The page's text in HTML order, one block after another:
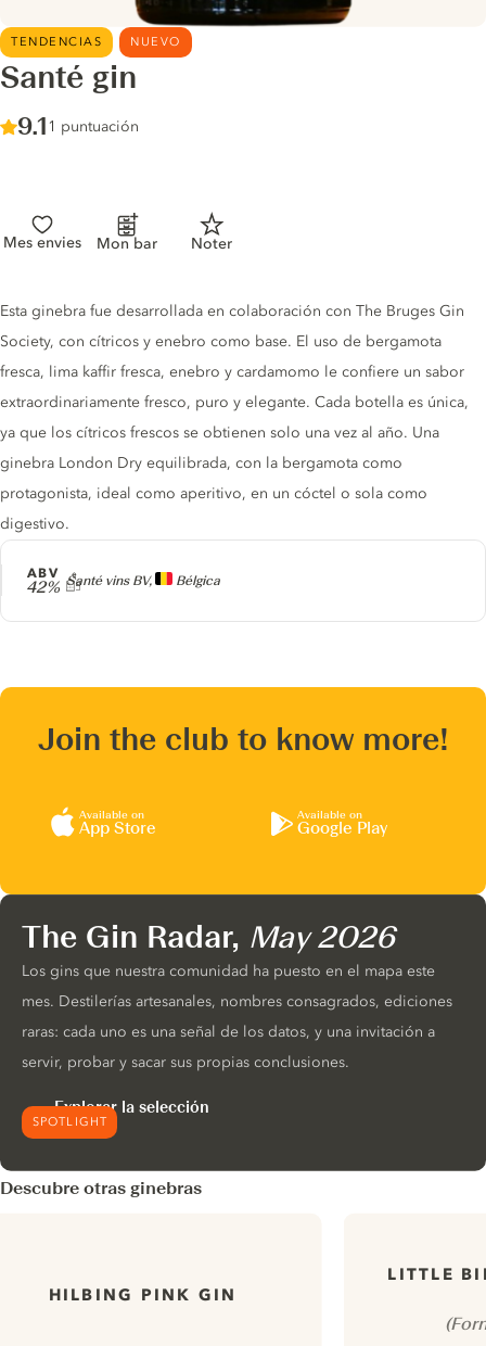
TENDENCIAS NUEVO
Santé gin
Score :
9.1/ 10
1 puntuación
Mes envies Mon bar Noter
Producer
Santé vins BV, Bélgica
ABV
42%
Gin description
Esta ginebra fue desarrollada en colaboración con The Bruges Gin
Society, con cítricos y enebro como base. El uso de bergamota
fresca, lima kaffir fresca, enebro y cardamomo le confiere un sabor
extraordinariamente fresco, puro y elegante. Cada botella es única,
ya que los cítricos frescos se obtienen solo una vez al año. Una
ginebra London Dry equilibrada, con la bergamota como
protagonista, ideal como aperitivo, en un cóctel o sola como
digestivo.
Join the club to know more!
Available on
App Store
Available on
Google Play
SPOTLIGHT
The Gin Radar, May 2026
Los gins que nuestra comunidad ha puesto en el mapa este
mes. Destilerías artesanales, nombres consagrados, ediciones
raras: cada uno es una señal de los datos, y una invitación a
servir, probar y sacar sus propias conclusiones.
Explorar la selección
Descubre otras ginebras
HILBING PINK GIN
LITTLE